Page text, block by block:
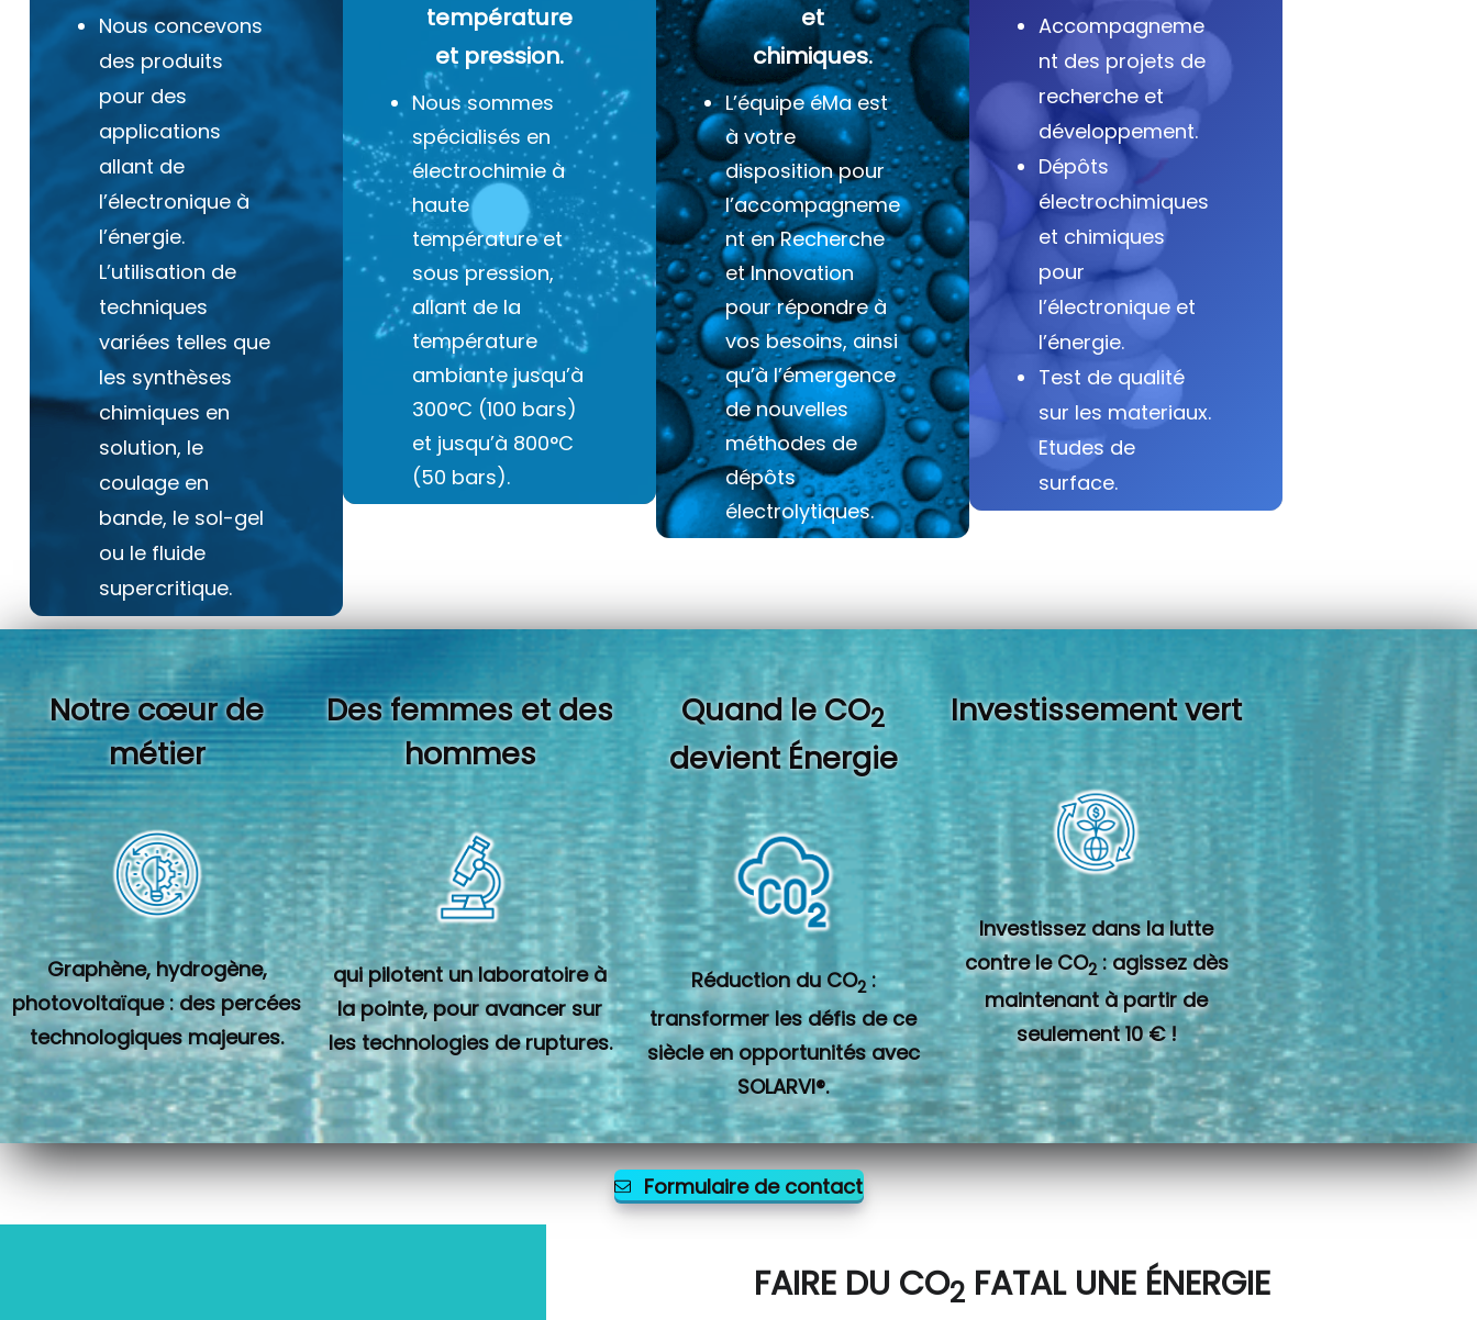
Nous concevons
des produits
pour des
applications
allant de
l’électronique à
l’énergie.
L’utilisation de
techniques
variées telles que
les synthèses
chimiques en
solution, le
coulage en
bande, le sol-gel
ou le fluide
supercritique.
température
et pression.
Nous sommes
spécialisés en
électrochimie à
haute
température et
sous pression,
allant de la
température
ambiante jusqu’à
300°C (100 bars)
et jusqu’à 800°C
(50 bars).
et
chimiques.
L’équipe éMa est
à votre
disposition pour
l’accompagneme
nt en Recherche
et Innovation
pour répondre à
vos besoins, ainsi
qu’à l’émergence
de nouvelles
méthodes de
dépôts
électrolytiques.
Accompagneme
nt des projets de
recherche et
développement.
Dépôts
électrochimiques
et chimiques
pour
l’électronique et
l’énergie.
Test de qualité
sur les materiaux.
Etudes de
surface.
Notre cœur de
métier
Graphène, hydrogène,
photovoltaïque : des percées
technologiques majeures.
Des femmes et des
hommes
qui pilotent un laboratoire à
la pointe, pour avancer sur
les technologies de ruptures.
Quand le CO2
devient Énergie
Réduction du CO2 :
transformer les défis de ce
siècle en opportunités avec
SOLARVI®.
Investissement vert
Investissez dans la lutte
contre le CO2 : agissez dès
maintenant à partir de
seulement 10 € !
Formulaire de contact
FAIRE DU CO2FATAL UNE ÉNERGIE